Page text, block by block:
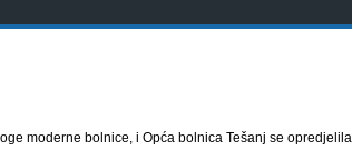
moderne bolnice, i Opća bolnica Tešanj se